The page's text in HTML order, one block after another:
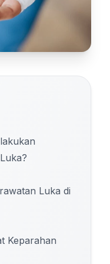
Luka di
Keparahan